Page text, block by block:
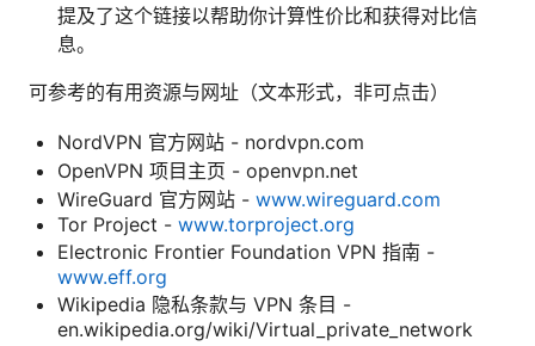
提及了这个链接以帮助你计算性价比和获得对比信
息。
可参考的有用资源与网址（文本形式，非可点击）
NordVPN 官方网站 - nordvpn.com
OpenVPN 项目主页 - openvpn.net
WireGuard 官方网站 - www.wireguard.com
Tor Project - www.torproject.org
Electronic Frontier Foundation VPN 指南 -
www.eff.org
Wikipedia 隐私条款与 VPN 条目 -
en.wikipedia.org/wiki/Virtual_private_network